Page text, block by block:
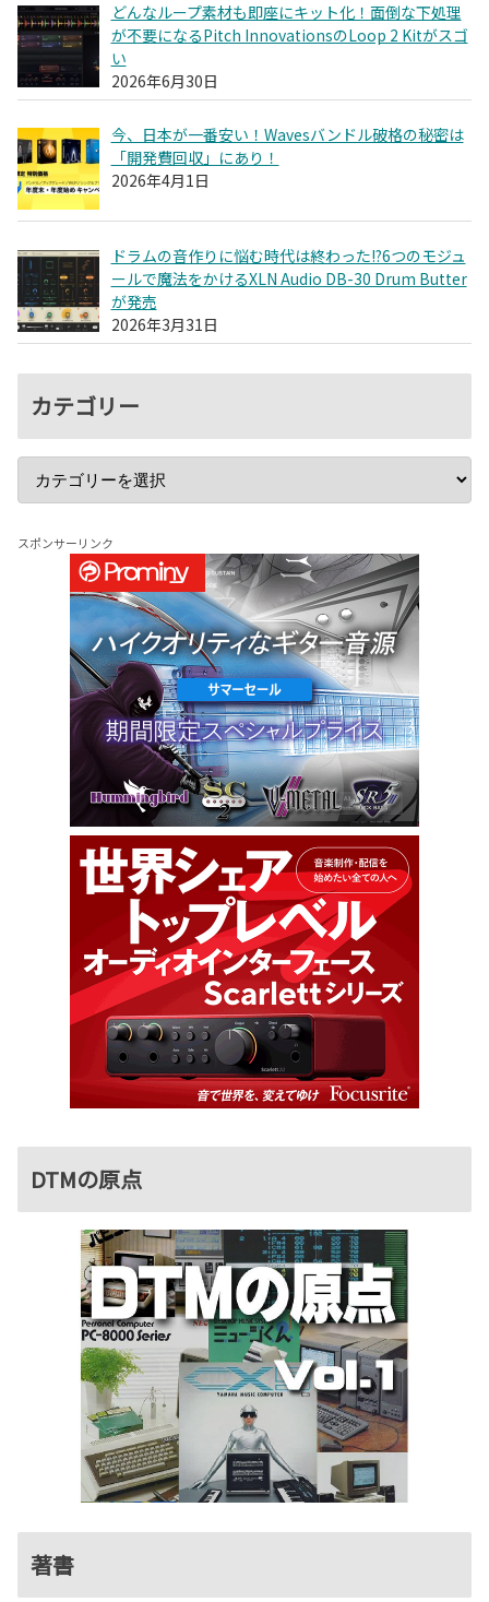
どんなループ素材も即座にキット化！面倒な下処理
が不要になるPitch InnovationsのLoop 2 Kitがスゴ
い
2026年6月30日
今、日本が一番安い！Wavesバンドル破格の秘密は
「開発費回収」にあり！
2026年4月1日
ドラムの音作りに悩む時代は終わった!?6つのモジュ
ールで魔法をかけるXLN Audio DB-30 Drum Butter
が発売
2026年3月31日
カテゴリー
スポンサーリンク
DTMの原点
著書